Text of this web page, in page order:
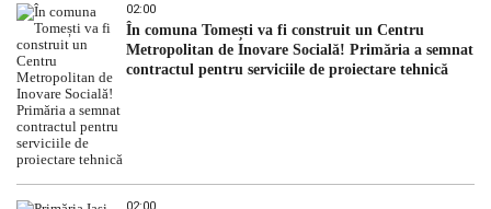
02:00
În comuna Tomești va fi construit un Centru
Metropolitan de Inovare Socială! Primăria a semnat
contractul pentru serviciile de proiectare tehnică
02:00